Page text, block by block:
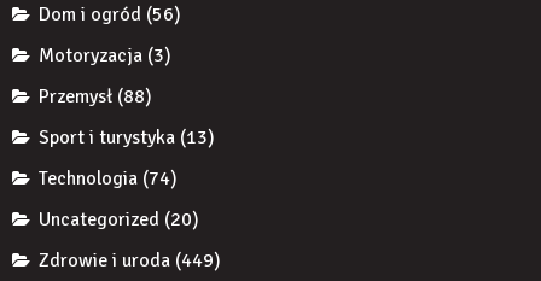
Dom i ogród (56)
Motoryzacja (3)
Przemysł (88)
Sport i turystyka (13)
Technologia (74)
Uncategorized (20)
Zdrowie i uroda (449)